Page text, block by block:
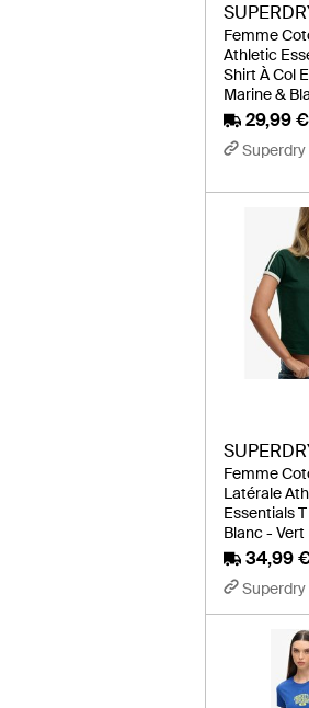
Femme
Athletic
Shirt À Col
Marine &
29,99 €
Superdry
Femme
Latérale
Essentials
Blanc - Vert
34,99
Superdry